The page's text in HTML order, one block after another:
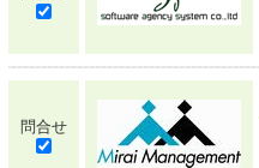
問合せ